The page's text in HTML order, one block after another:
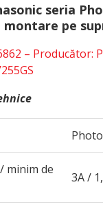
seria
montare pe
– Producător:
minim de
3A /